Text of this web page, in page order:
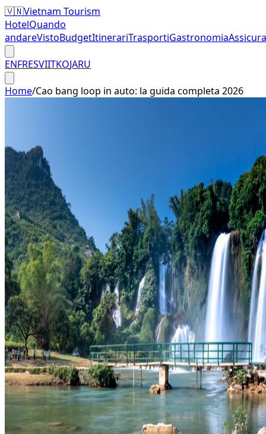
🇻🇳Vietnam Tourism
HotelQuando
andareVistoBudgetItinerariTrasportiGastronomia
ENFRESVIITKOJARU
Home/Cao bang loop in auto: la guida completa 2026